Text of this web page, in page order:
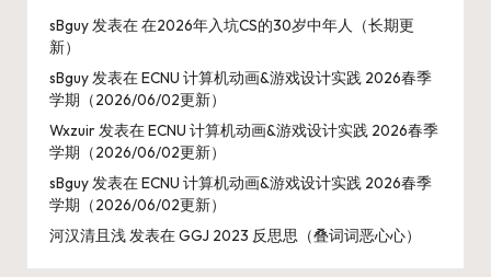
sBguy发表在在2026年入坑CS的30岁中年人（长期更
新）
sBguy发表在ECNU 计算机动画&游戏设计实践 2026春季
学期（2026/06/02更新）
Wxzuir发表在ECNU 计算机动画&游戏设计实践 2026春季
学期（2026/06/02更新）
sBguy发表在ECNU 计算机动画&游戏设计实践 2026春季
学期（2026/06/02更新）
河汉清且浅发表在GGJ 2023 反思思（叠词词恶心心）